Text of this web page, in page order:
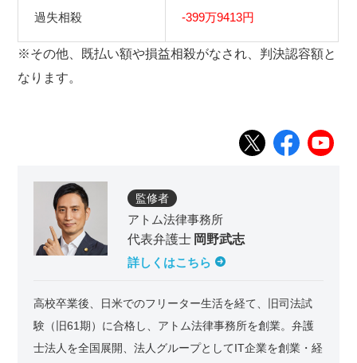
過失相殺 -399万9413円
※その他、既払い額や損益相殺がなされ、判決認容額と
なります。
監修者
アトム法律事務所
代表弁護士 岡野武志
詳しくはこちら
高校卒業後、日米でのフリーター生活を経て、旧司法試
験（旧61期）に合格し、アトム法律事務所を創業。弁護
士法人を全国展開、法人グループとしてIT企業を創業・経